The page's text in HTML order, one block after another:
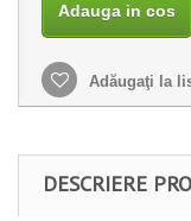
Adauga in cos
Adăugaţi la
DESCRIERE